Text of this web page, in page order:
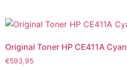
Original Toner HP CE411A Cyan
€593,95